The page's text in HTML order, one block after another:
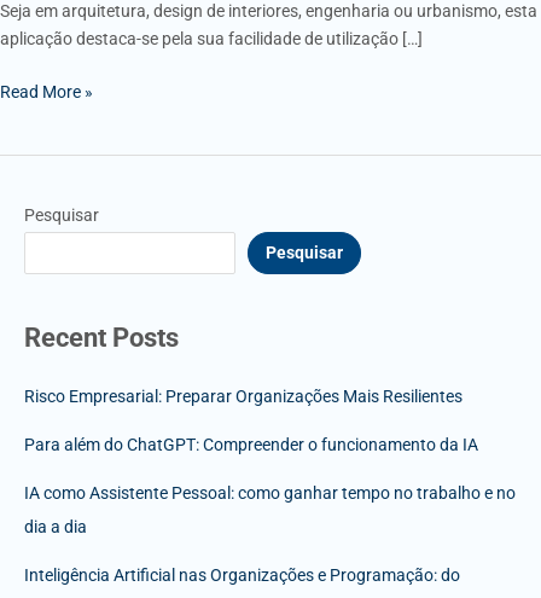
Seja em arquitetura, design de interiores, engenharia ou urbanismo, esta
aplicação destaca-se pela sua facilidade de utilização […]
Read More »
Pesquisar
Pesquisar
Recent Posts
Risco Empresarial: Preparar Organizações Mais Resilientes
Para além do ChatGPT: Compreender o funcionamento da IA
IA como Assistente Pessoal: como ganhar tempo no trabalho e no
dia a dia
Inteligência Artificial nas Organizações e Programação: do